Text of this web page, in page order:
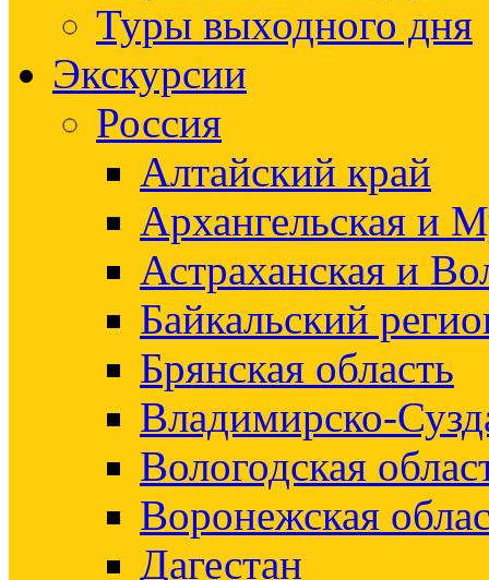
Туры выходного дня
Экскурсии
Россия
Алтайский край
Архангельская и
Астраханская и
Байкальский
Брянская область
Владимирско-
Вологодская
Воронежская
Дагестан